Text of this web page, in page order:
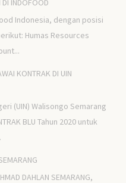
INDOFOOD
Indonesia, dengan posisi
Humas Resources
KONTRAK DI UIN
(UIN) Walisongo Semarang
BLU Tahun 2020 untuk
DAHLAN SEMARANG,